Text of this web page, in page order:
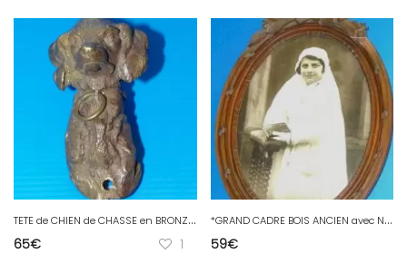
T
ETE de CHIEN de CHASSE en BRONZE XIXe COLLECTION CHASSEUR déco Meuble cadre
65€ 1
*
GRAND CADRE BOIS ANCIEN avec NOEUD début 1900 PHOTO COMMUNIANTE 53,2 x 37 cm XX
59€